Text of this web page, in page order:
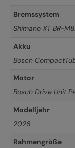
Bremssystem
Shimano XT BR-
Akku
Bosch
Motor
Bosch Drive Unit
Modelljahr
2026
Rahmengröße